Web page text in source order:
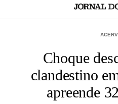
Choque
clandestino
apreende